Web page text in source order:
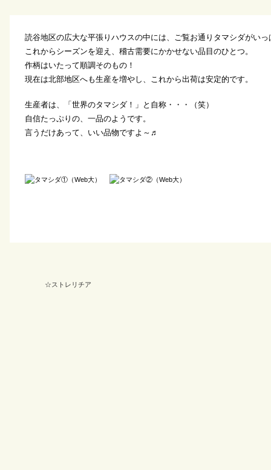
読谷地区の広大な平張りハウスの中には、ご覧お通りタマシダがいっ
これからシーズンを迎え、稽古需要にかかせない品目のひとつ。
作柄はいたって順調そのもの！
現在は北部地区へも生産を増やし、これから出荷は安定的です。
生産者は、「世界のタマシダ！」と自称・・・（笑）
自信たっぷりの、一品のようです。
言うだけあって、いい品物ですよ～♬
☆ストレリチア